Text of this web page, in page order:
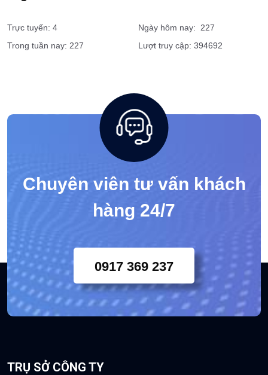
Trực tuyến: 4
Ngày hôm nay: 227
Trong tuần nay: 227
Lượt truy cập: 394692
Chuyên viên tư vấn khách
hàng 24/7
0917 369 237
TRỤ SỞ CÔNG TY